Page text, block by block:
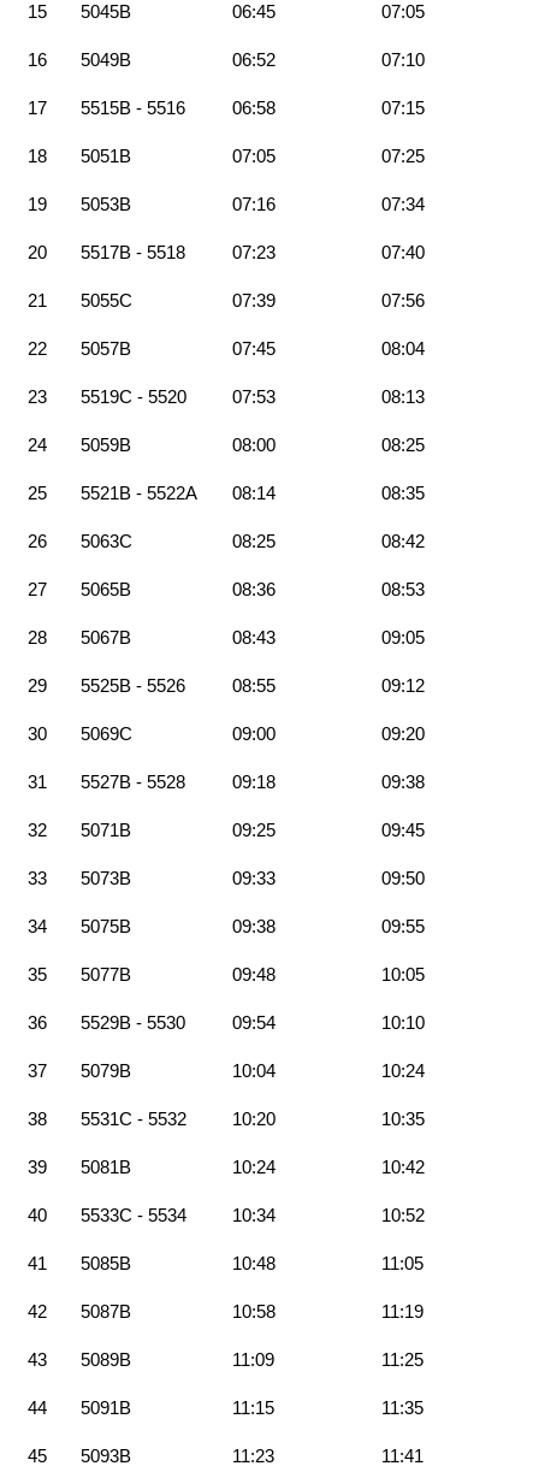
15 5045B 06:45 07:05
16 5049B 06:52 07:10
17 5515B - 5516 06:58 07:15
18 5051B 07:05 07:25
19 5053B 07:16 07:34
20 5517B - 5518 07:23 07:40
21 5055C 07:39 07:56
22 5057B 07:45 08:04
23 5519C - 5520 07:53 08:13
24 5059B 08:00 08:25
25 5521B - 5522A 08:14 08:35
26 5063C 08:25 08:42
27 5065B 08:36 08:53
28 5067B 08:43 09:05
29 5525B - 5526 08:55 09:12
30 5069C 09:00 09:20
31 5527B - 5528 09:18 09:38
32 5071B 09:25 09:45
33 5073B 09:33 09:50
34 5075B 09:38 09:55
35 5077B 09:48 10:05
36 5529B - 5530 09:54 10:10
37 5079B 10:04 10:24
38 5531C - 5532 10:20 10:35
39 5081B 10:24 10:42
40 5533C - 5534 10:34 10:52
41 5085B 10:48 11:05
42 5087B 10:58 11:19
43 5089B 11:09 11:25
44 5091B 11:15 11:35
45 5093B 11:23 11:41